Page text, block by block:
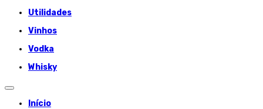
Utilidades
Vinhos
Vodka
Whisky
Início